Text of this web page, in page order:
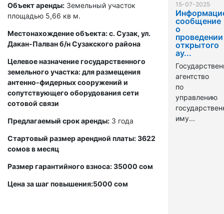
Объект аренды: Земельный участок
площадью 5,66 кв м.
Местонахождение объекта: с. Сузак, ул.
Дакан-Палван б/н Сузакского района
Целевое назначение государственного
земельного участка: для размещения
антенно-фидерных сооружений и
сопутствующего оборудования сети
сотовой связи
Предлагаемый срок аренды: 3 года
Стартовый размер арендной платы: 3622
сомов в месяц
Размер гарантийного взноса: 35000 сом
Цена за шаг повышения:5000 сом
15-07-2025
сообщение
о
проведении
открытого
ау...
агентство
по
управлению
иму...